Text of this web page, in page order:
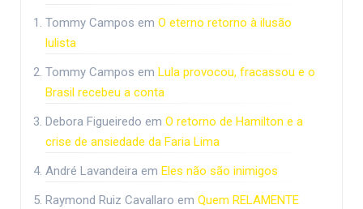
Tommy Campos em O eterno retorno à ilusão
lulista
Tommy Campos em Lula provocou, fracassou e o
Brasil recebeu a conta
Debora Figueiredo em O retorno de Hamilton e a
crise de ansiedade da Faria Lima
André Lavandeira em Eles não são inimigos
Raymond Ruiz Cavallaro em Quem RELAMENTE